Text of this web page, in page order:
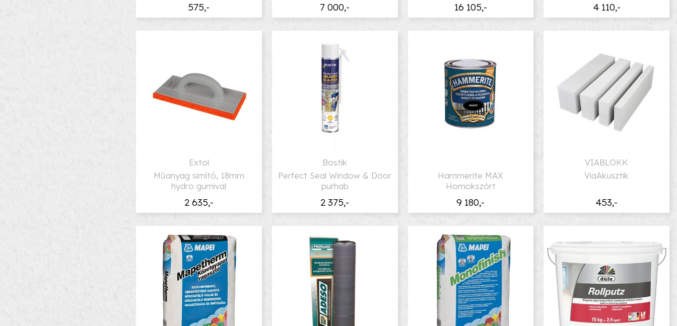
575,- 7 000,- 16 105,- 4 110,-
2 635,-
Extol
Műanyag simító, 18mm
hydro gumival
2 375,-
Bostik
Perfect Seal Window & Door
purhab
9 180,-
Hammerite MAX
Homokszórt
453,-
VIABLOKK
ViaAkusztik